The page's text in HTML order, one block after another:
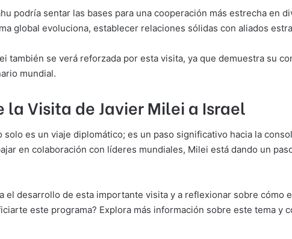
podría sentar las bases para una cooperación más estrecha en
global evoluciona, establecer relaciones sólidas con aliados
también se verá reforzada por esta visita, ya que demuestra su
mundial.
la Visita de Javier Milei a Israel
solo es un viaje diplomático; es un paso significativo hacia la
en colaboración con líderes mundiales, Milei está dando un
el desarrollo de esta importante visita y a reflexionar sobre
este programa? Explora más información sobre este tema y